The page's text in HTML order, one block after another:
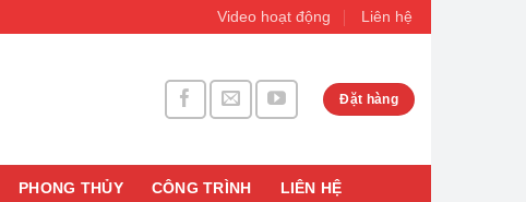
Video hoạt động Liên hệ
Đặt hàng
PHONG THỦY CÔNG TRÌNH LIÊN HỆ